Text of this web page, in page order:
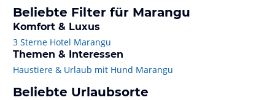
Beliebte Filter für Marangu
Komfort & Luxus
3 Sterne Hotel Marangu
Themen & Interessen
Haustiere & Urlaub mit Hund Marangu
Beliebte Urlaubsorte